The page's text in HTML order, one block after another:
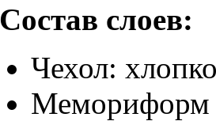
Состав слоев:
Чехол:
Мемориформ